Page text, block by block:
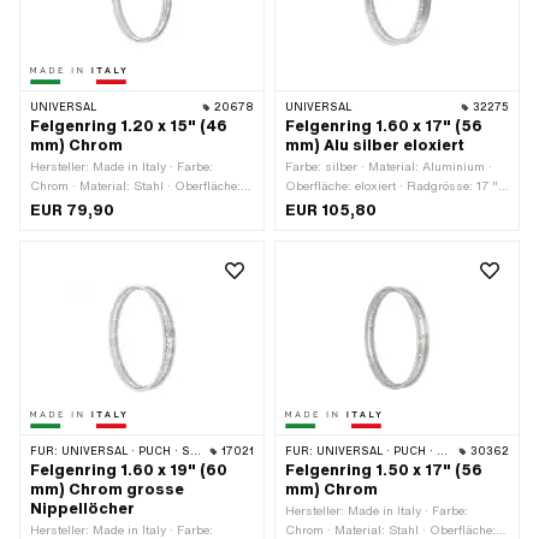
UNIVERSAL 20678
Felgenring 1.20 x 15" (46
mm) Chrom
Hersteller: Made in Italy · Farbe:
Chrom · Material: Stahl · Oberfläche:
verchromt · Radgrösse: 15 " ·
Felgenbetttiefe: 8.4 mm ·
[mm]: 30.7 mm · Ø Nippelloch: 5.5
mm · Anzahl Speichenlöcher: 36 Stk.
EUR 79,90
UNIVERSAL 32275
Felgenring 1.60 x 17" (56
mm) Alu silber eloxiert
Farbe: silber · Material: Aluminium ·
Oberfläche: eloxiert · Radgrösse: 17 " ·
Felgenbetttiefe: 8 mm ·
Nenndurchmesser: 436 mm ·
[mm]: 41.2 mm · Ø Nippelloch: 6.8 mm
· Anzahl Speichenlöcher: 36 Stk.
EUR 105,80
FÜR: UNIVERSAL · PUCH · SACHS 17021
Felgenring 1.60 x 19" (60
mm) Chrom grosse
Nippellöcher
Hersteller: Made in Italy · Farbe:
FÜR: UNIVERSAL · PUCH · SACHS · ZÜNDAPP BELMONDO 30362
Felgenring 1.50 x 17" (56
mm) Chrom
Hersteller: Made in Italy · Farbe:
Chrom · Material: Stahl · Oberfläche: